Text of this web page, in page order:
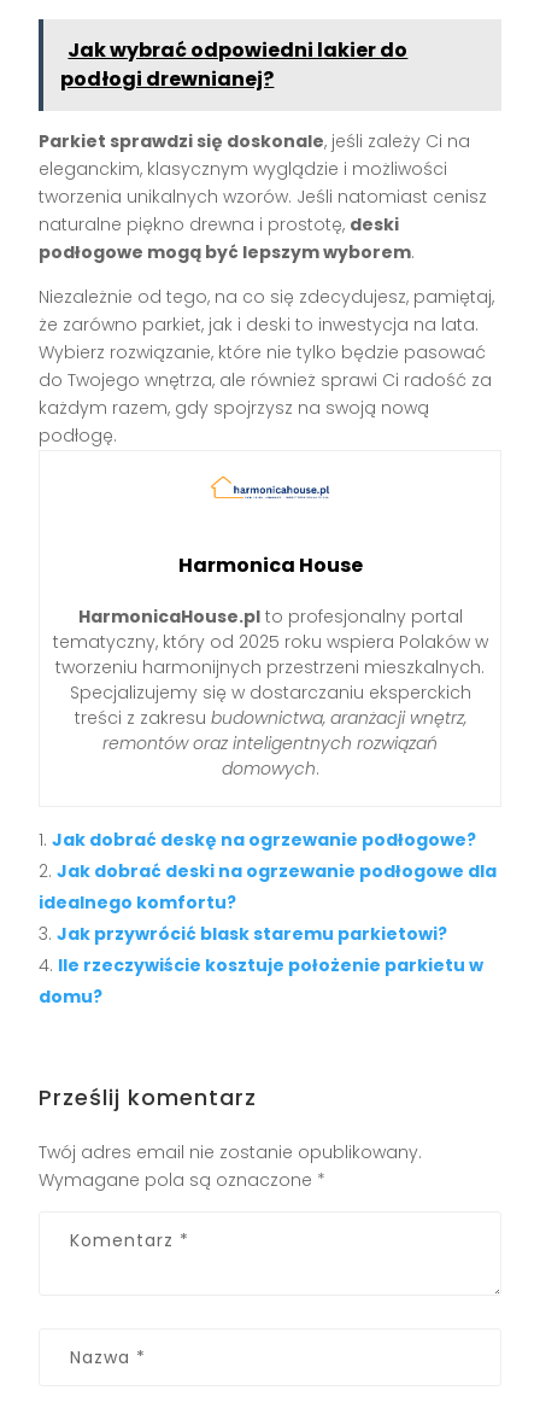
Jak wybrać odpowiedni lakier do
podłogi drewnianej?
Parkiet sprawdzi się doskonale, jeśli zależy Ci na
eleganckim, klasycznym wyglądzie i możliwości
tworzenia unikalnych wzorów. Jeśli natomiast cenisz
naturalne piękno drewna i prostotę, deski
podłogowe mogą być lepszym wyborem.
Niezależnie od tego, na co się zdecydujesz, pamiętaj,
że zarówno parkiet, jak i deski to inwestycja na lata.
Wybierz rozwiązanie, które nie tylko będzie pasować
do Twojego wnętrza, ale również sprawi Ci radość za
każdym razem, gdy spojrzysz na swoją nową
podłogę.
Harmonica House
HarmonicaHouse.plto profesjonalny portal
tematyczny, który od 2025 roku wspiera Polaków w
tworzeniu harmonijnych przestrzeni mieszkalnych.
Specjalizujemy się w dostarczaniu eksperckich
treści z zakresu budownictwa, aranżacji wnętrz,
remontów oraz inteligentnych rozwiązań
domowych.
Jak dobrać deskę na ogrzewanie podłogowe?
Jak dobrać deski na ogrzewanie podłogowe dla
idealnego komfortu?
Jak przywrócić blask staremu parkietowi?
Ile rzeczywiście kosztuje położenie parkietu w
domu?
Prześlij komentarz
Twój adres email nie zostanie opublikowany.
Wymagane pola są oznaczone *